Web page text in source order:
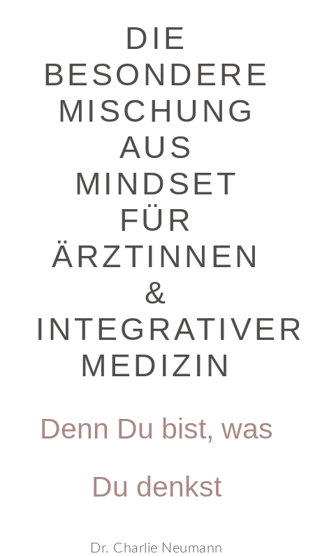
DIE
BESONDERE
MISCHUNG
AUS
MINDSET
FÜR
ÄRZTINNEN
&
INTEGRATIVER
MEDIZIN
Denn Du bist, was
Du denkst
Dr. Charlie Neumann